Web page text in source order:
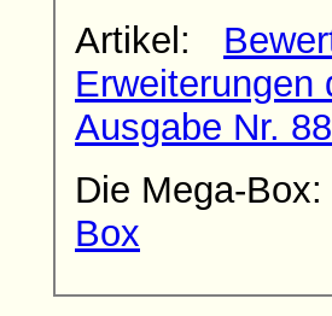
Artikel:
Erweiterungen
Ausgabe Nr. 88
Die Mega-
Box